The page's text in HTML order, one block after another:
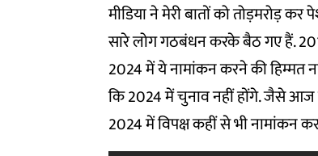
मीडिया ने मेरी बातों को तोड़मरोड़
सारे लोग गठबंधन करके बैठ गए हैं.
2024 में ये नामांकन करने की हिम्मत
कि 2024 में चुनाव नहीं होंगे. जैसे आज
2024 में विपक्ष कहीं से भी नामांकन